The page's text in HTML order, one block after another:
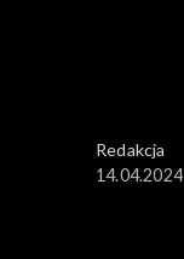
Redakcja
14.04.2024